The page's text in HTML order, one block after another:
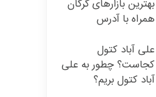
بهترین بازارهای گرگان
همراه با آدرس
علی آباد کتول
کجاست؟ چطور به علی
آباد کتول بریم؟